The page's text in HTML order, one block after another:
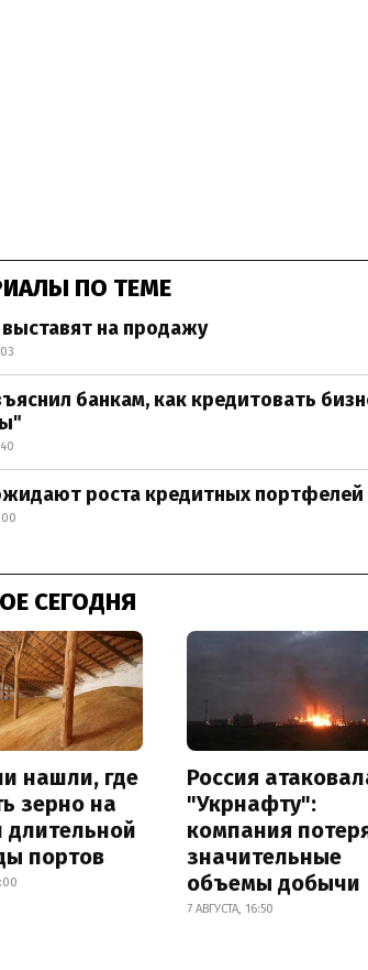
ПО ТЕМЕ
на продажу
банкам, как кредитовать
роста кредитных портфелей
СЕГОДНЯ
нашли, где
зерно на
длительной
портов
Россия
"Укрнафту":
компания
значительные
объемы добычи
7 АВГУСТА, 16:50